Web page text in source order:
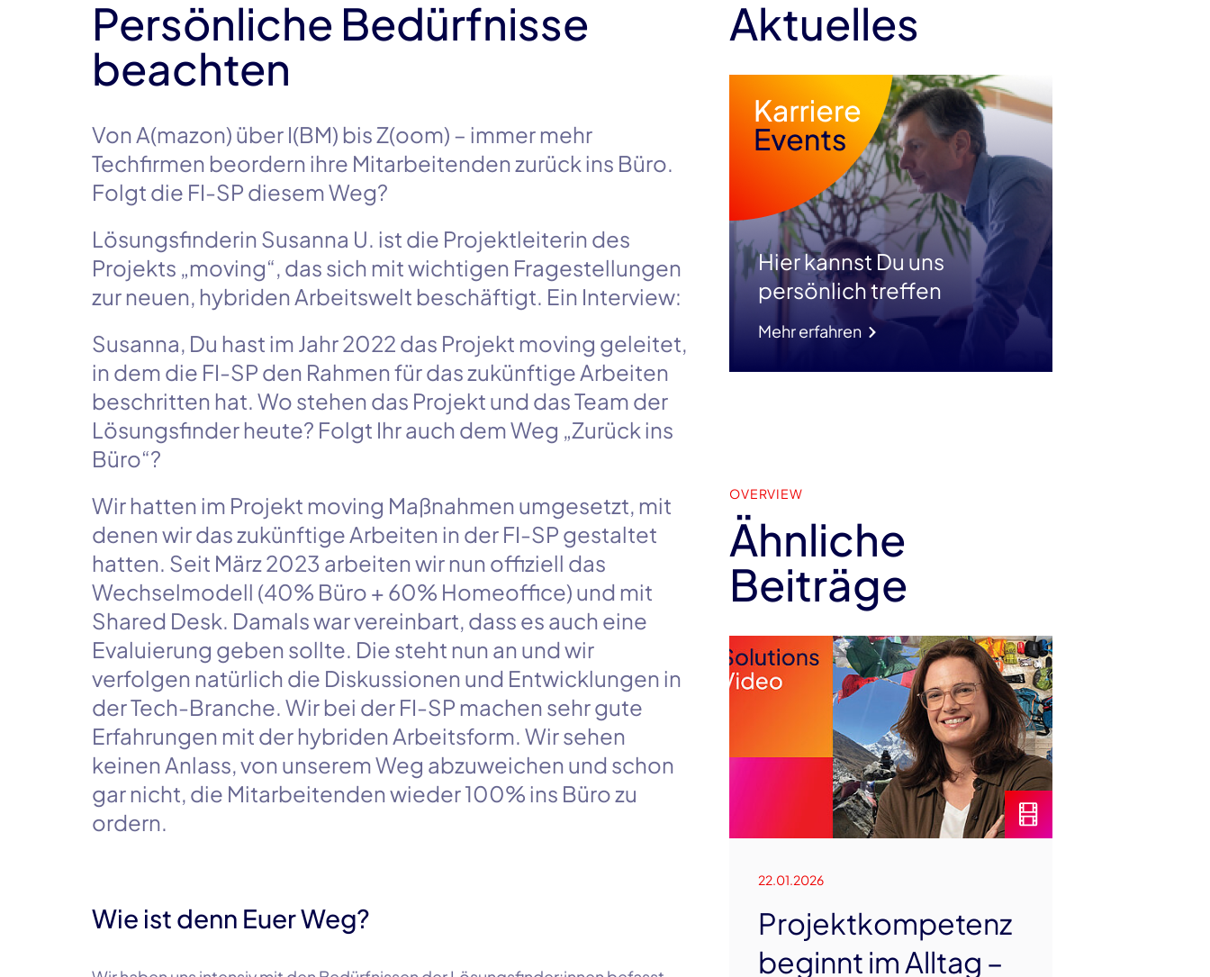
Persönliche Bedürfnisse
beachten
VonA(mazon) über I(BM) bisZ(oom) – immer mehr
Techfirmen beordern ihre Mitarbeitenden zurück ins Büro.
Folgt die FI-SP diesem Weg?
Lösungsfinderin Susanna U. ist die Projektleiterin des
Projekts „moving“, das sich mit wichtigen Fragestellungen
zur neuen, hybriden Arbeitswelt beschäftigt. Ein Interview:
Susanna, Du hast im Jahr 2022 das Projekt moving geleitet,
in dem die FI-SP den Rahmen für das zukünftige Arbeiten
beschritten hat. Wo stehen das Projekt und das Team der
Lösungsfinderheute? Folgt Ihr auch dem Weg „Zurück ins
Büro“?
Wir hatten im Projekt moving Maßnahmen umgesetzt, mit
denen wir das zukünftige Arbeiten in der FI-SP gestaltet
hatten. Seit März 2023 arbeiten wir nun offiziell das
Wechselmodell (40% Büro + 60% Homeoffice) und mit
Shared Desk. Damals war vereinbart, dass es auch eine
Evaluierung geben sollte. Die steht nun an und wir
verfolgen natürlich die Diskussionen und Entwicklungen in
der Tech-Branche. Wir bei der FI-SP machen sehr gute
Erfahrungen mit der hybriden Arbeitsform. Wir sehen
keinen Anlass, von unserem Weg abzuweichen und schon
gar nicht, die Mitarbeitenden wieder100% ins Büro zu
ordern.
Wie ist denn Euer Weg?
Aktuelles
Hier kannst Du uns
persönlich treffen
Mehr erfahren
OVERVIEW
Ähnliche
Beiträge
22.01.2026
Projektkompetenz
beginnt im Alltag –